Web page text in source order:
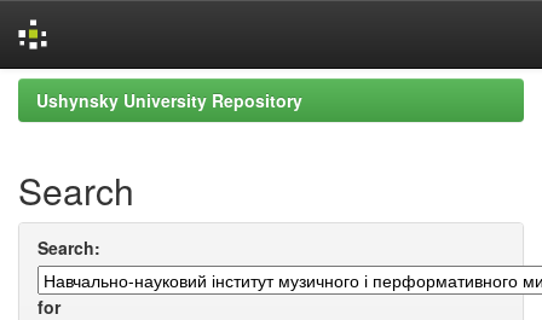
Skip
navigation
Ushynsky University Repository
Search
Search:
for